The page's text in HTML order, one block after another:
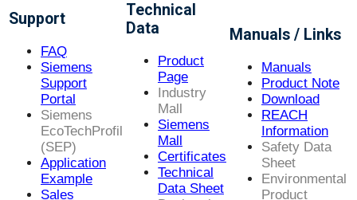
Support
FAQ
Siemens
Support
Portal
Siemens
EcoTechProfil
(SEP)
Application
Example
Sales
Technical
Data
Product
Page
Industry
Mall
Siemens
Mall
Certificates
Technical
Data Sheet
Manuals / Links
Manuals
Product Note
Download
REACH
Information
Safety Data
Sheet
Environmental
Product